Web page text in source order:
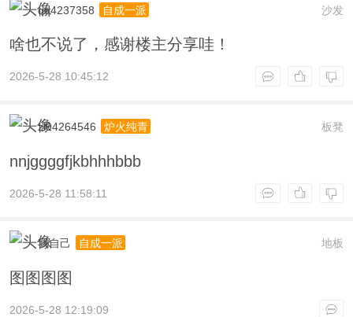
沙发
qq4237358 自成一派
啥也不说了，感谢楼主分享哇！
2026-5-28 10:45:12
板凳
zl94264546 炉火纯青
nnjggggfjkbhhhbbb
2026-5-28 11:58:11
地板
我自己 自成一派
图图图图
2026-5-28 12:19:09